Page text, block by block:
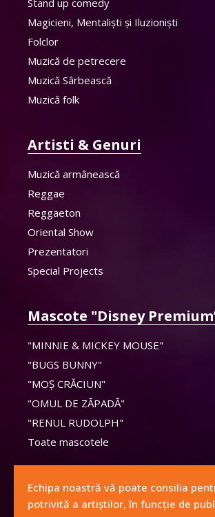
Magicieni, Mentaliști și Iluzioniști
Folclor
Muzică de petrecere
Muzică Sârbească
Muzică folk
Artisti & Genuri
Muzică armânească
Reggae
Reggaeton
Oriental Show
Prezentatori
Special Projects
Mascote "Disney
"MINNIE & MICKEY MOUSE"
"BUGS BUNNY"
"MOȘ CRĂCIUN"
"OMUL DE ZĂPADĂ"
"RENUL RUDOLPH"
Toate mascotele
Echipa noastră vă poate consilia
potrivită a artiștilor, în funcție de